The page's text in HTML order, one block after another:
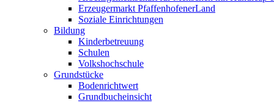
Erzeugermarkt PfaffenhofenerLand
Soziale Einrichtungen
Bildung
Kinderbetreuung
Schulen
Volkshochschule
Grundstücke
Bodenrichtwert
Grundbucheinsicht